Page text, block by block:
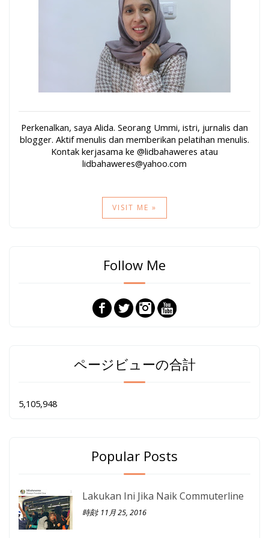
Perkenalkan, saya Alida. Seorang Ummi, istri, jurnalis dan
blogger. Aktif menulis dan memberikan pelatihan menulis.
Kontak kerjasama ke @lidbahaweres atau
lidbahaweres@yahoo.com
VISIT ME »
Follow Me
ページビューの合計
5,105,948
Popular Posts
Lakukan Ini Jika Naik Commuterline
時刻: 11月 25, 2016